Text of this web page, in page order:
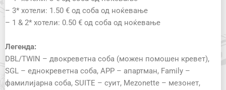
– 3* хотели: 1.50 € од соба од ноќевање
– 1 & 2* хотели: 0.50 € од соба од ноќевање
Легенда:
DBL/TWIN – двокреветна соба (можен помошен кревет),
SGL – еднокреветна соба, APP – апартман, Family –
фамилијарна соба, SUITE – суит, Mezonette – мезонет,